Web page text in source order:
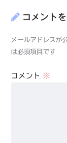
コメント
メールアドレスが
は必須項目です
コメント ※